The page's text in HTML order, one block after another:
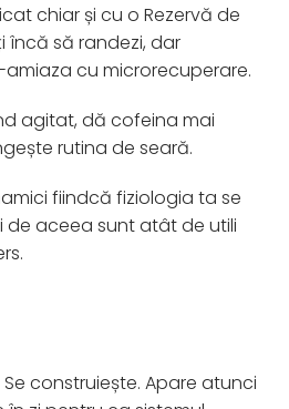
chiar și cu o Rezervă de
încă să randezi, dar
cu microrecuperare.
agitat, dă cofeina mai
rutina de seară.
fiindcă fiziologia ta se
aceea sunt atât de utili
construiește. Apare atunci